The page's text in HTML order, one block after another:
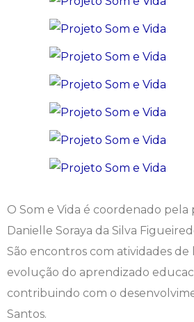
O Som e Vida é coordenado pela
Danielle Soraya da Silva
São encontros com atividades
evolução do aprendizado
contribuindo com o
Santos.
Engenharia Elétrica
Engenharia Mecânica
Fisioterapia
Medicina
Medicina Veterinária
Nutrição
Odontologia
Psicologia
Horário de Aulas
Manual do Acadêmico
Manual de Trabalhos Acadêmicos
Minha Biblioteca
Núcleo de Apoio
Ouvidoria
Plano de Ensino
Segunda Chamada
Extensão
Infocampo
Logos Campo Real
NAPP e NAPC
Portal do Egresso
Portal do RH
Programa de Monitoria
Publicações Científicas